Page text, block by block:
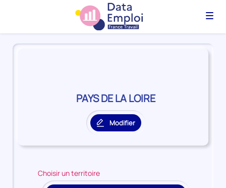
Menu
Panorama
PAYS DE LA LOIRE
Modifier
le
principal
Choisir un territoire